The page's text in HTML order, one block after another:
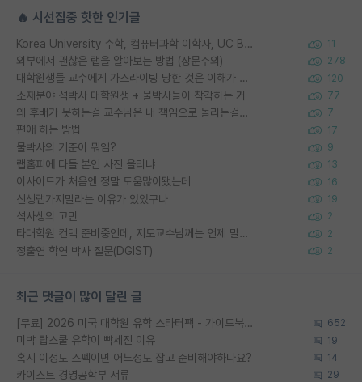
🔥 시선집중 핫한 인기글
Korea University 수학, 컴퓨터과학 이학사, UC Berkeley 산업공학 대학원 공학박사가 되는 것은 쉽지 않겠죠? 11
외부에서 괜찮은 랩을 알아보는 방법 (장문주의) 278
대학원생들 교수에게 가스라이팅 당한 것은 이해가 갑니다. 안타깝네요. 120
소재분야 석박사 대학원생 + 물박사들이 착각하는 거 77
왜 후배가 못하는걸 교수님은 내 책임으로 돌리는걸까요? 7
편애 하는 방법 17
물박사의 기준이 뭐임? 9
랩홈피에 다들 본인 사진 올리냐 13
이사이트가 처음엔 정말 도움많이됐는데 16
신생랩가지말라는 이유가 있었구나 19
석사생의 고민 2
타대학원 컨텍 준비중인데, 지도교수님께는 언제 말씀드려야 할까요? 2
정출연 학연 박사 질문(DGIST) 2
최근 댓글이 많이 달린 글
[무료] 2026 미국 대학원 유학 스타터팩 - 가이드북 & 합격자 컨택메일 템플릿 652
미박 탑스쿨 유학이 빡세진 이유 19
혹시 이정도 스펙이면 어느정도 잡고 준비해야하나요? 14
카이스트 경영공학부 서류 29